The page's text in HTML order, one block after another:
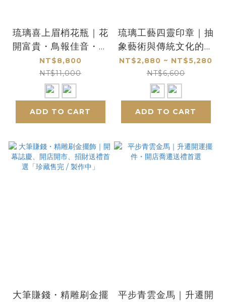
琉璃喜上眉梢花瓶｜花
開富貴・鳥報佳音・喜
事臨門的吉祥珍藏
NT$8,800
NT$11,000
ADD TO CART
琉璃工藝四靈印章｜抽
象藝術與傳統文化的現
代詮釋
NT$2,880 ~ NT$5,280
NT$6,600
ADD TO CART
大筆賺錢・精雕刷金擺
平步青雲金馬｜升遷開